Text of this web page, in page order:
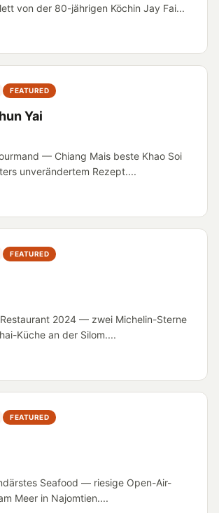
von der 80-jährigen Köchin Jay Fai...
FEATURED
Yai
— Chiang Mais beste Khao Soi
unverändertem Rezept....
FEATURED
2024 — zwei Michelin-Sterne
Küche an der Silom....
FEATURED
Seafood — riesige Open-Air-
Meer in Najomtien....